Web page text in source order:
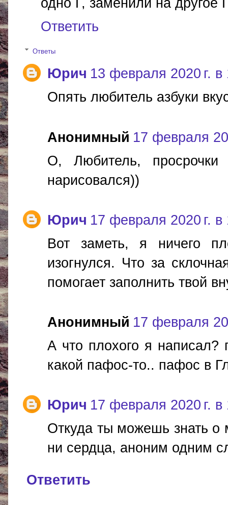
Ответить
Ответы
Юрич 13 февраля 2020 г. в
Опять любитель азбуки
Анонимный 17 февраля
О, Любитель,
нарисовался))
Юрич 17 февраля 2020 г. в
Вот заметь, я ничего
изогнулся. Что за
помогает заполнить твой
Анонимный 17 февраля
А что плохого я написал?
какой пафос-то.. пафос в
Юрич 17 февраля 2020 г. в
Откуда ты можешь знать о
ни сердца, аноним одним
Ответить